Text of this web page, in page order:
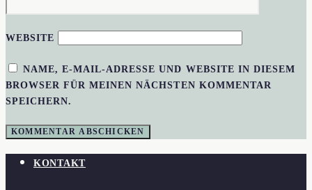
WEBSITE
NAME, E-MAIL-ADRESSE UND WEBSITE IN DIESEM
BROWSER FÜR MEINEN NÄCHSTEN KOMMENTAR
SPEICHERN.
KONTAKT